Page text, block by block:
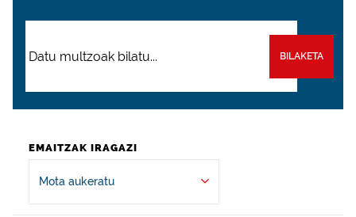
BILAKETA
EMAITZAK IRAGAZI
Mota aukeratu